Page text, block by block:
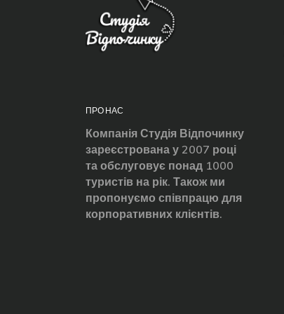
ПРО НАС
Компанія Студія Відпочинку
зареєстрована у 2007 році
та обслуговує понад 1000
туристів на рік. Також ми
пропонуємо співпрацю для
корпоративних клієнтів.